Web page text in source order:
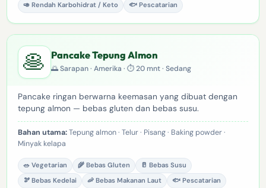
🥑 Rendah Karbohidrat / Keto
🐟 Pescatarian
🥞 Pancake Tepung Almon
🌅 Sarapan · Amerika · ⏱ 20 mnt · Sedang
Pancake ringan berwarna keemasan yang dibuat dengan
tepung almon — bebas gluten dan bebas susu.
Bahan utama:Tepung almon · Telur · Pisang · Baking powder ·
Minyak kelapa
🥗 Vegetarian 🌾 Bebas Gluten
🥛 Bebas Susu
🫘 Bebas Kedelai
🦐 Bebas Makanan Laut 🐟 Pescatarian